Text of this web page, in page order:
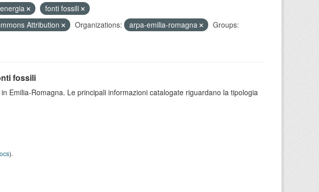
energia
fonti fossili
Attribution Organizations: arpa-emilia-romagna
Groups:
fossili
Emilia-Romagna. Le principali informazioni catalogate riguardano la tipologia
).